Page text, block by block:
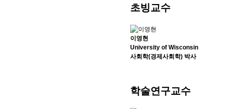
초빙교수
이영현
University of Wisconsin
사회학(경제사회학) 박사
학술연구교수